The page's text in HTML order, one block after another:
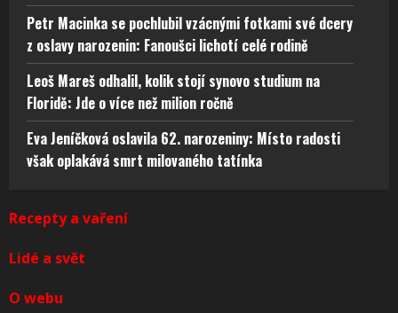
Petr Macinka se pochlubil vzácnými fotkami své dcery
z oslavy narozenin: Fanoušci lichotí celé rodině
Leoš Mareš odhalil, kolik stojí synovo studium na
Floridě: Jde o více než milion ročně
Eva Jeníčková oslavila 62. narozeniny: Místo radosti
však oplakává smrt milovaného tatínka
Recepty a vaření
Lidé a svět
O webu